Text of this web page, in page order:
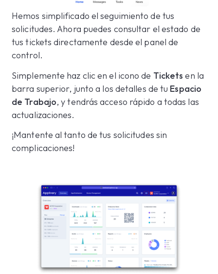
Hemos simplificado el seguimiento de tus
solicitudes. Ahora puedes consultar el estado de
tus tickets directamente desde el panel de
control.
Simplemente haz clic en el icono de Tickets en la
barra superior, junto a los detalles de tu Espacio
de Trabajo, y tendrás acceso rápido a todas las
actualizaciones.
¡Mantente al tanto de tus solicitudes sin
complicaciones!